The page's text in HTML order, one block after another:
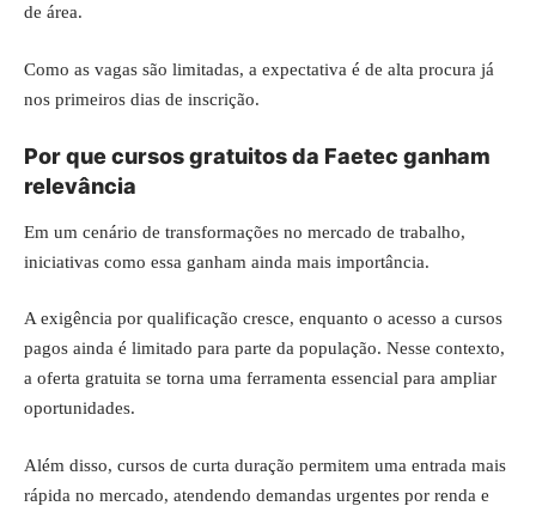
de área.
Como as vagas são limitadas, a expectativa é de alta procura já
nos primeiros dias de inscrição.
Por que cursos gratuitos da Faetec ganham
relevância
Em um cenário de transformações no mercado de trabalho,
iniciativas como essa ganham ainda mais importância.
A exigência por qualificação cresce, enquanto o acesso a cursos
pagos ainda é limitado para parte da população. Nesse contexto,
a oferta gratuita se torna uma ferramenta essencial para ampliar
oportunidades.
Além disso, cursos de curta duração permitem uma entrada mais
rápida no mercado, atendendo demandas urgentes por renda e